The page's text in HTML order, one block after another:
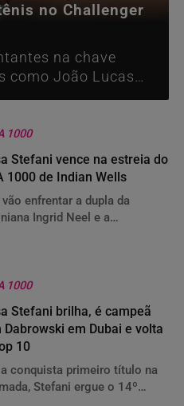
no Challenger
na chave
como João Lucas
1000
Stefani vence na estreia do
1000 de Indian Wells
vão enfrentar a dupla da
Ingrid Neel e a
1000
Stefani brilha, é campeã
Dabrowski em Dubai e volta
10
conquista primeiro título na
Stefani ergue o 14º